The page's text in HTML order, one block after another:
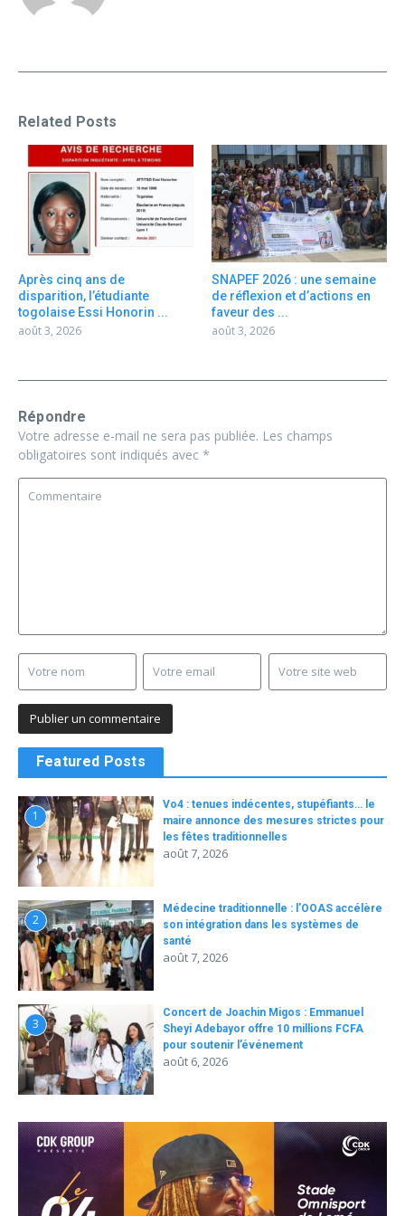
Related Posts
Après cinq ans de
disparition, l’étudiante
togolaise Essi Honorin ...
août 3, 2026
SNAPEF 2026 : une semaine
de réflexion et d’actions en
faveur des ...
août 3, 2026
Répondre
Votre adresse e-mail ne sera pas publiée. Les champs
obligatoires sont indiqués avec *
Featured Posts
1
Vo4 : tenues indécentes, stupéfiants… le
maire annonce des mesures strictes pour
les fêtes traditionnelles
août 7, 2026
2
Médecine traditionnelle : l’OOAS accélère
son intégration dans les systèmes de
santé
août 7, 2026
3
Concert de Joachin Migos : Emmanuel
Sheyi Adebayor offre 10 millions FCFA
pour soutenir l’événement
août 6, 2026